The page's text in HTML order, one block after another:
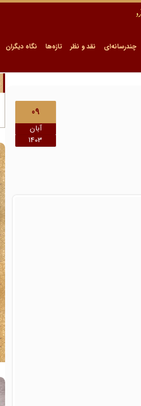
چندرسانه‌ای نقد و نظر تازه‌ها نگاه دیگران
09
آبان
1403